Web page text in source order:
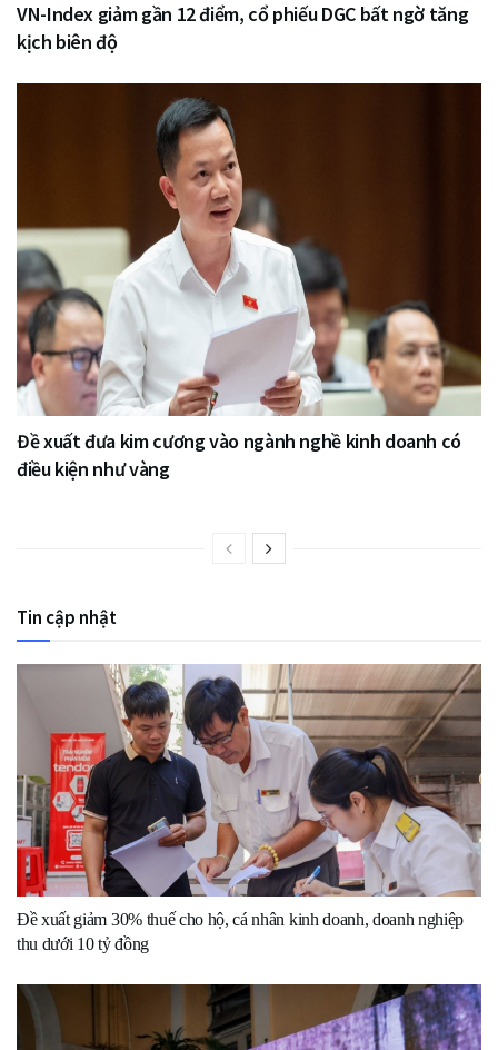
VN-Index giảm gần 12 điểm, cổ phiếu DGC bất ngờ tăng
kịch biên độ
Đề xuất đưa kim cương vào ngành nghề kinh doanh có
điều kiện như vàng
Tin cập nhật
Đề xuất giảm 30% thuế cho hộ, cá nhân kinh doanh, doanh nghiệp
thu dưới 10 tỷ đồng